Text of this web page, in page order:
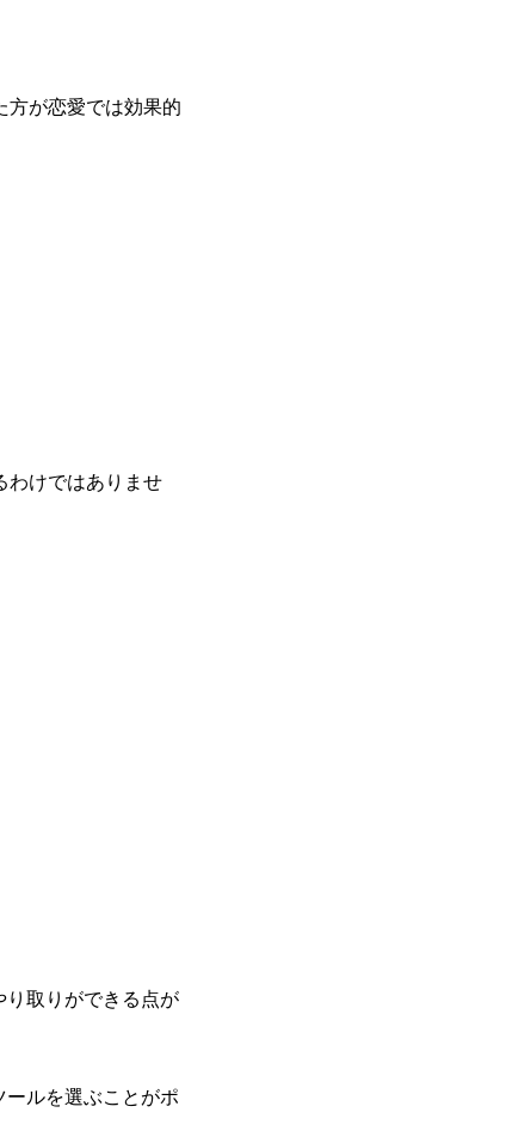
方が恋愛では効果的
わけではありませ
り取りができる点が
ルを選ぶことがポ